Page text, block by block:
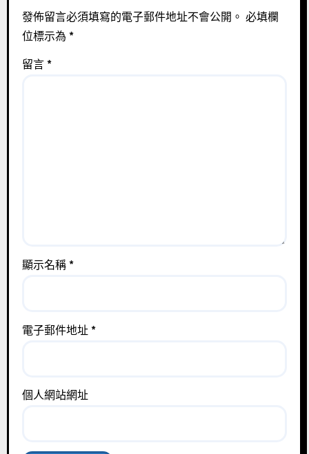
發佈留言必須填寫的電子郵件地址不會公開。 必填欄
位標示為 *
留言 *
顯示名稱 *
電子郵件地址 *
個人網站網址